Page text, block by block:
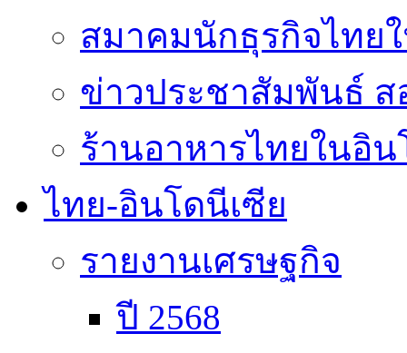
สมาคมนักธุรกิจไทย
ข่าวประชาสัมพันธ์ ส
ร้านอาหารไทยในอิน
ไทย-อินโดนีเซีย
รายงานเศรษฐกิจ
ปี 2568